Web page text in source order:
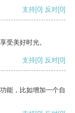
支持[0] 反对[0]
受美好时光。
支持[0] 反对[0]
能，比如增加一个自